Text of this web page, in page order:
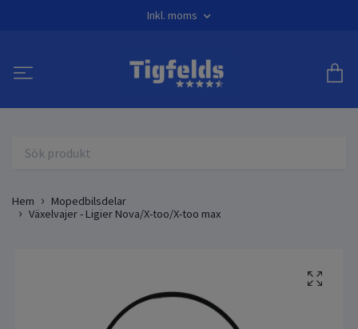
Inkl. moms
Hem
Mopedbilsdelar
Växelvajer - Ligier Nova/X-too/X-too max